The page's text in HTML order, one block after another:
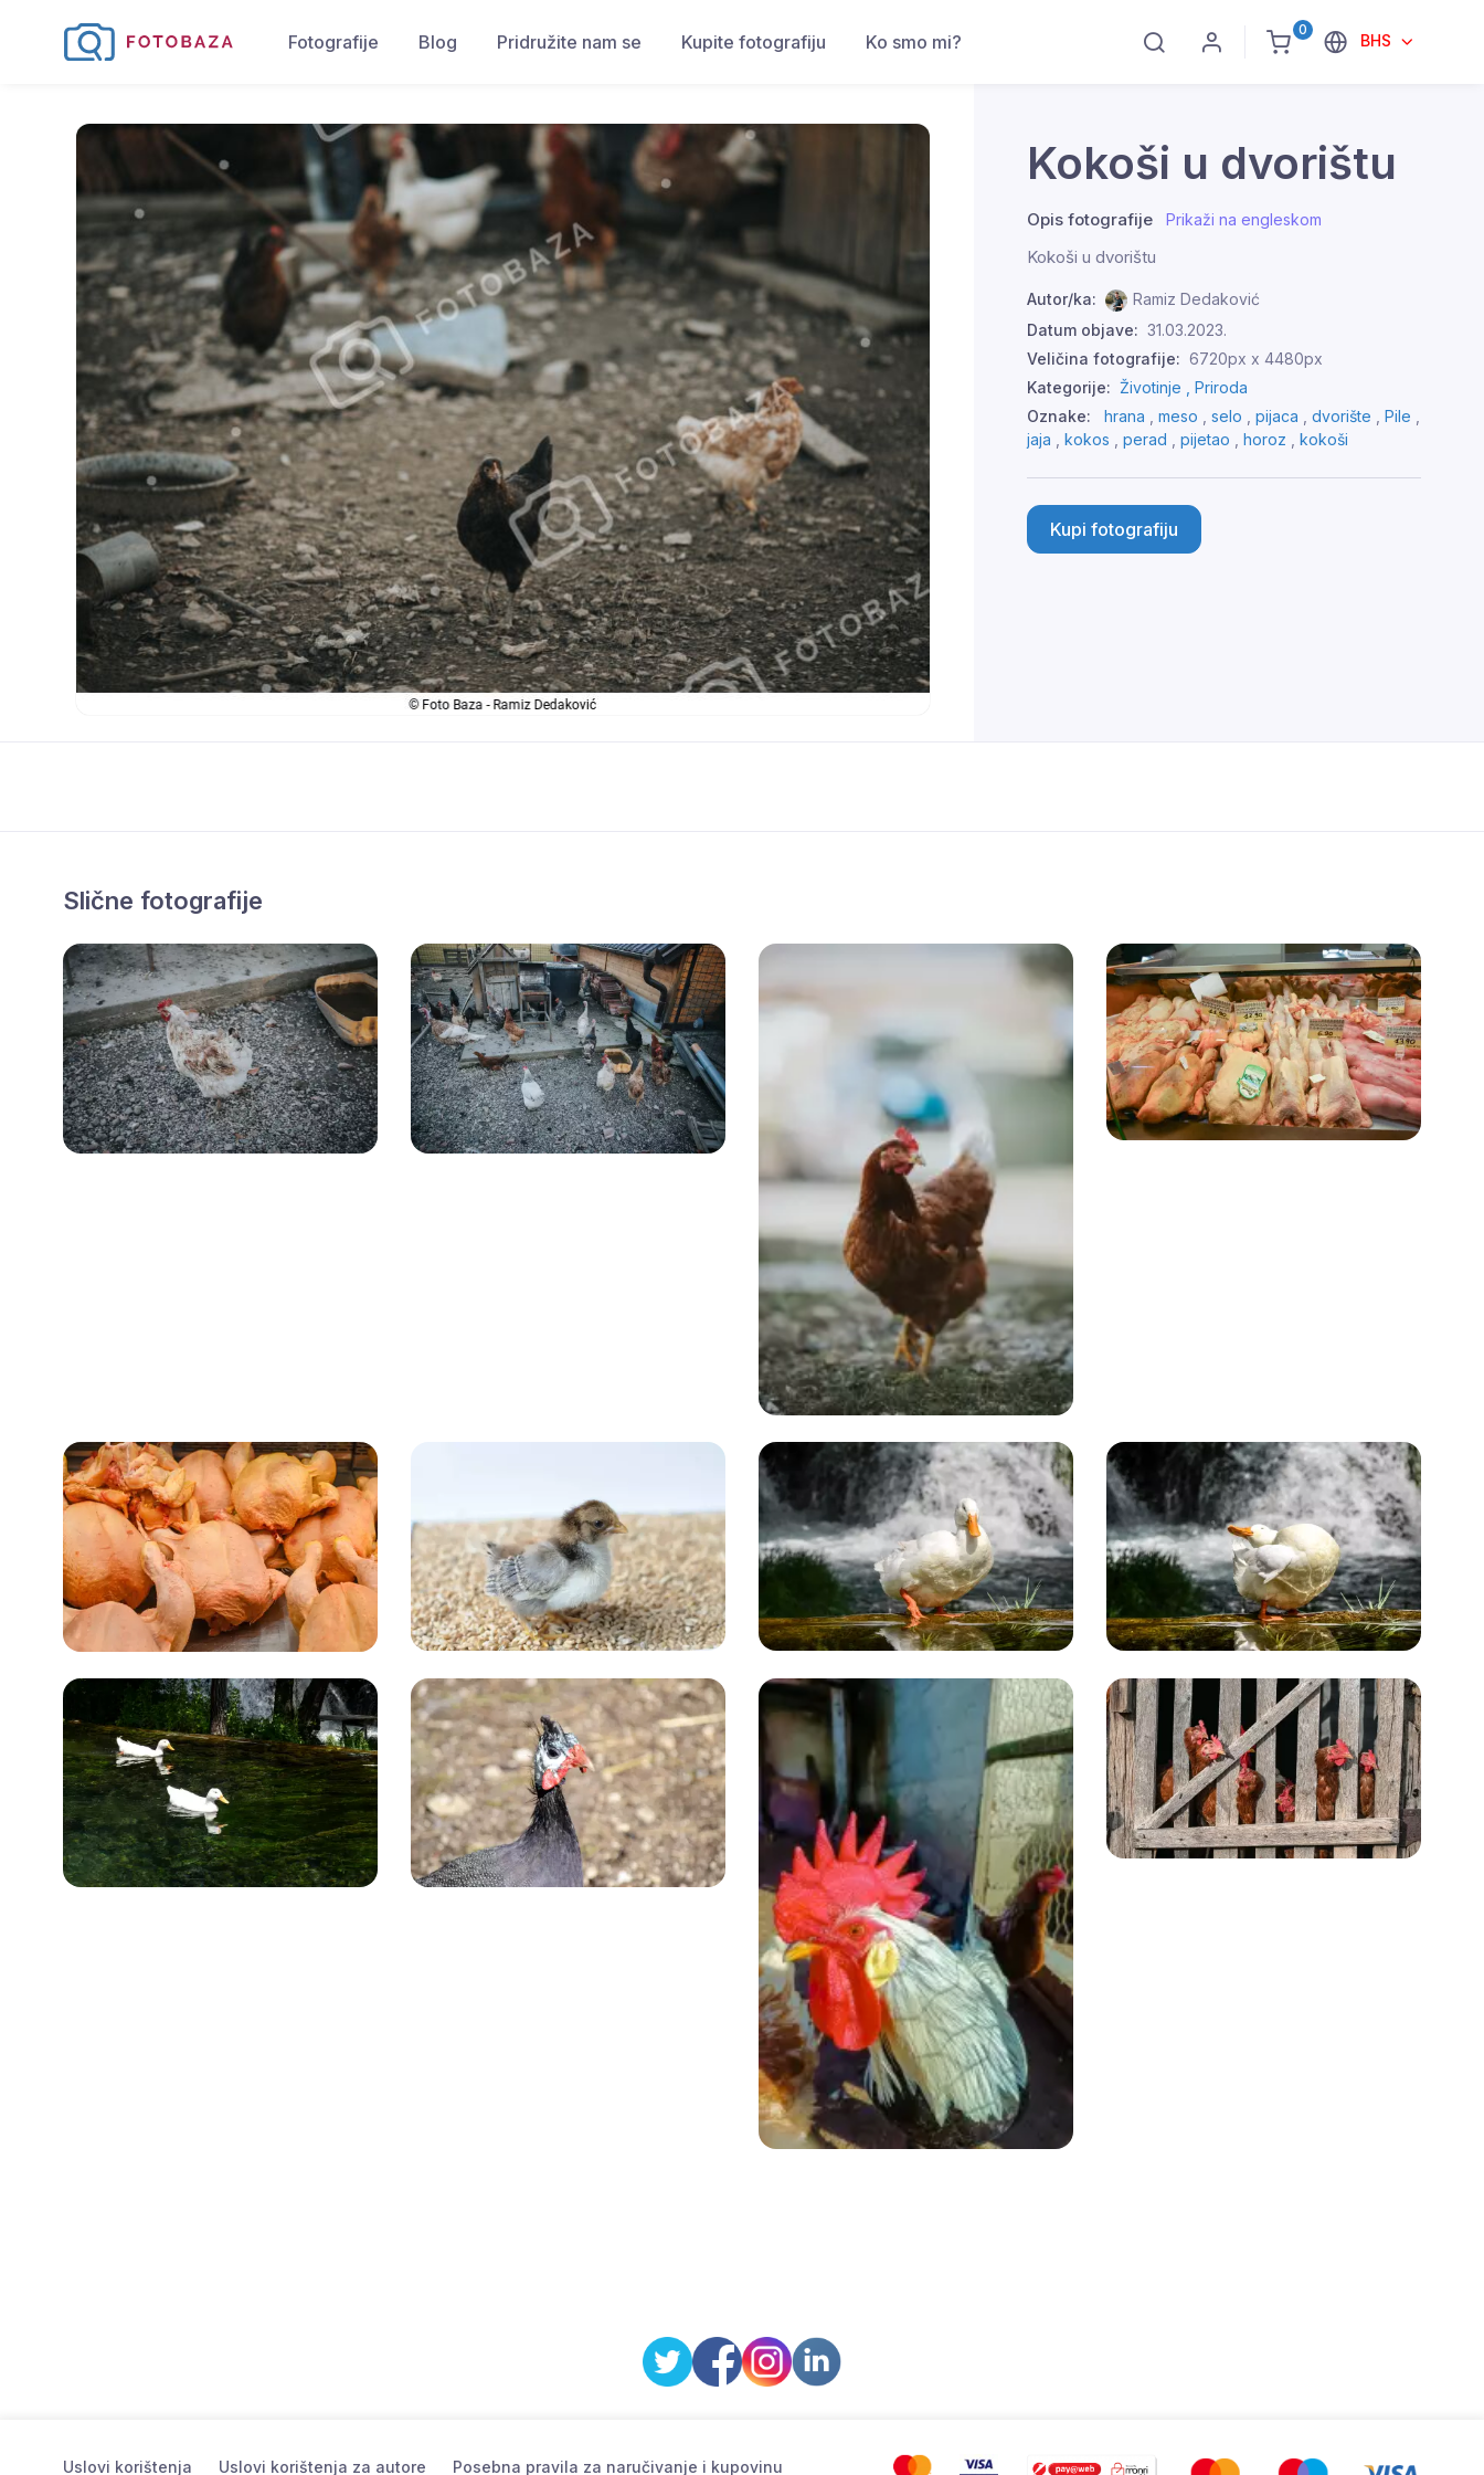
0
BHS
Fotografije Blog Pridružite nam se Kupite fotografiju Ko smo mi?
Kokoši u dvorištu
Opis fotografije Prikaži na engleskom
Kokoši u dvorištu
Autor/ka:
Ramiz Dedaković
Datum objave: 31.03.2023.
Veličina fotografije: 6720px x 4480px
Kategorije: Životinje , Priroda
Oznake:
hrana , meso , selo , pijaca , dvorište , Pile ,
jaja , kokos , perad , pijetao , horoz , kokoši
Kupi fotografiju
Slične fotografije
Uslovi korištenja Uslovi korištenja za autore Posebna pravila za naručivanje i kupovinu